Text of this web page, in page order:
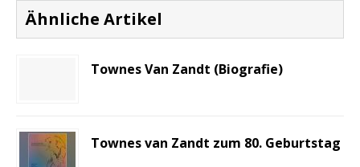
Ähnliche Artikel
Townes Van Zandt (Biografie)
Townes van Zandt zum 80. Geburtstag